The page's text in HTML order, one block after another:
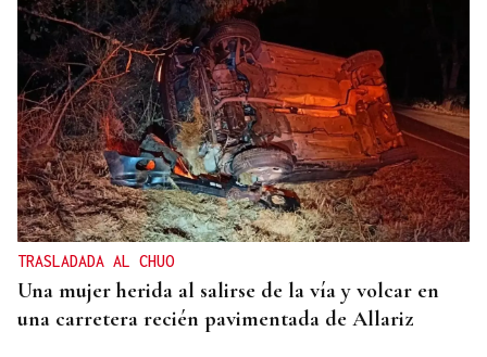
TRASLADADA AL CHUO
Una mujer herida al salirse de la vía y volcar en
una carretera recién pavimentada de Allariz